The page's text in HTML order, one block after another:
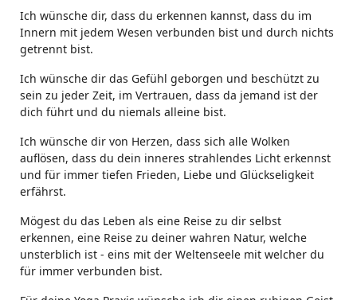
Ich wünsche dir, dass du erkennen kannst, dass du im
Innern mit jedem Wesen verbunden bist und durch nichts
getrennt bist.
Ich wünsche dir das Gefühl geborgen und beschützt zu
sein zu jeder Zeit, im Vertrauen, dass da jemand ist der
dich führt und du niemals alleine bist.
Ich wünsche dir von Herzen, dass sich alle Wolken
auflösen, dass du dein inneres strahlendes Licht erkennst
und für immer tiefen Frieden, Liebe und Glückseligkeit
erfährst.
Mögest du das Leben als eine Reise zu dir selbst
erkennen, eine Reise zu deiner wahren Natur, welche
unsterblich ist - eins mit der Weltenseele mit welcher du
für immer verbunden bist.